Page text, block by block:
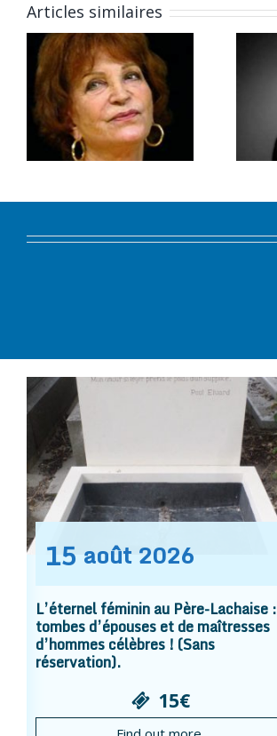
Articles similaires
Octobre
2018.
15 août 2026
L’éternel féminin au Père-Lachaise :
tombes d’épouses et de maîtresses
d’hommes célèbres ! (Sans
réservation).
15€